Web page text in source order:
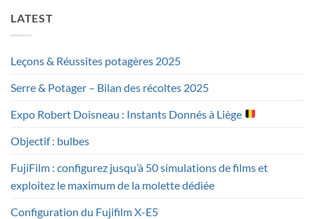
LATEST
Leçons & Réussites potagères 2025
Serre & Potager – Bilan des récoltes 2025
Expo Robert Doisneau : Instants Donnés à Liège
Objectif : bulbes
FujiFilm : configurez jusqu’à 50 simulations de films et
exploitez le maximum de la molette dédiée
Configuration du Fujifilm X-E5